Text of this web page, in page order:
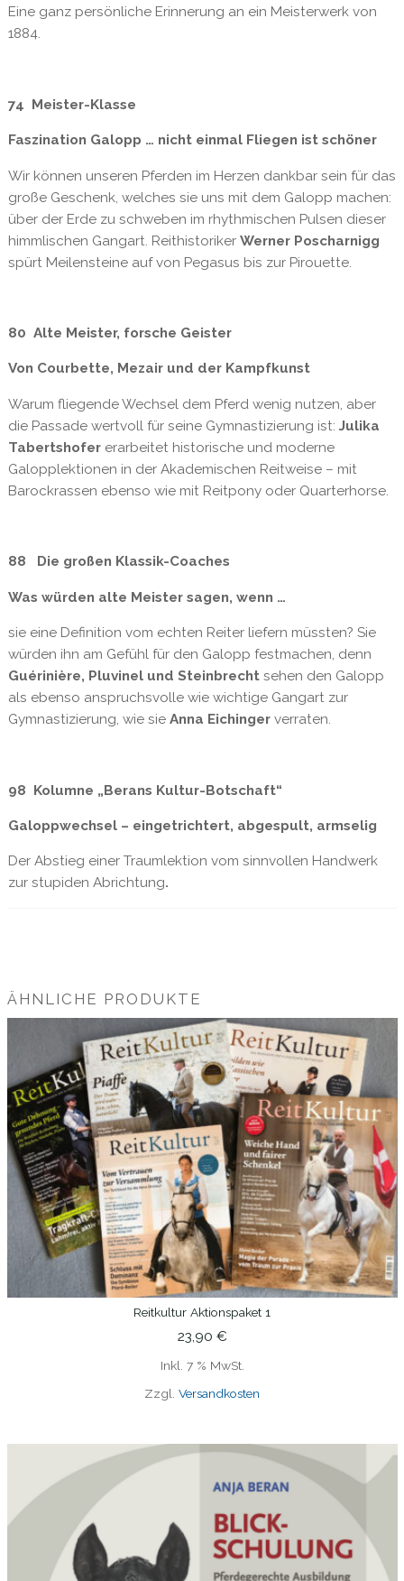
Eine ganz persönliche Erinnerung an ein Meisterwerk von
1884.
74 Meister-Klasse
Faszination Galopp … nicht einmal Fliegen ist schöner
Wir können unseren Pferden im Herzen dankbar sein für das
große Geschenk, welches sie uns mit dem Galopp machen:
über der Erde zu schweben im rhythmischen Pulsen dieser
himmlischen Gangart. Reithistoriker Werner Poscharnigg
spürt Meilensteine auf von Pegasus bis zur Pirouette.
80 Alte Meister, forsche Geister
Von Courbette, Mezair und der Kampfkunst
Warum fliegende Wechsel dem Pferd wenig nutzen, aber
die Passade wertvoll für seine Gymnastizierung ist: Julika
Tabertshofererarbeitet historische und moderne
Galopplektionen in der Akademischen Reitweise – mit
Barockrassen ebenso wie mit Reitpony oder Quarterhorse.
88 Die großen Klassik-Coaches
Was würden alte Meister sagen, wenn …
sie eine Definition vom echten Reiter liefern müssten? Sie
würden ihn am Gefühl für den Galopp festmachen, denn
Guérinière, Pluvinel und Steinbrechtsehen den Galopp
als ebenso anspruchsvolle wie wichtige Gangart zur
Gymnastizierung, wie sie Anna Eichingerverraten.
98 Kolumne „Berans Kultur-Botschaft“
Galoppwechsel – eingetrichtert, abgespult, armselig
Der Abstieg einer Traumlektion vom sinnvollen Handwerk
zur stupiden Abrichtung.
ÄHNLICHE PRODUKTE
IN DEN WARENKORB
Reitkultur Aktionspaket 1
23,90 €
Inkl. 7 % MwSt.
Zzgl. Versandkosten